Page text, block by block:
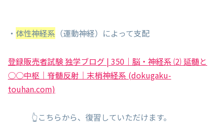
・ 体性神経系 （運動神経）によって支配
登録販売者試験 独学ブログ | 350｜脳・神経系 ⑵ 延髄と
○○中枢｜脊髄反射｜末梢神経系 (dokugaku-
touhan.com)
👆こちらから、復習していただけます。